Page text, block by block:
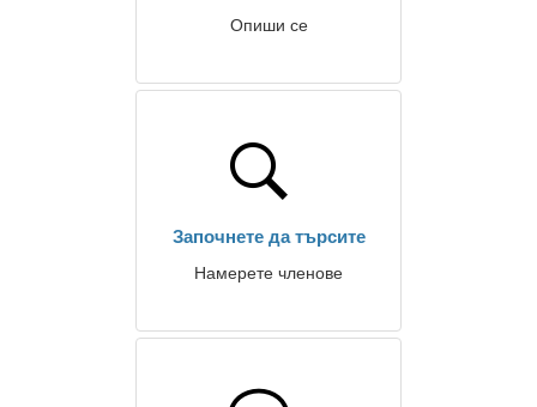
Опиши се
Започнете да търсите
Намерете членове